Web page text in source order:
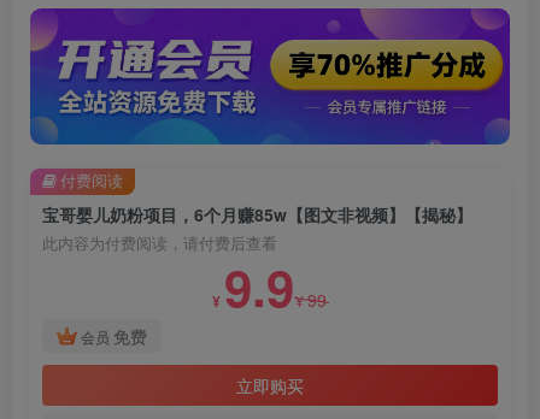
宝哥婴儿奶粉项目，6个月赚85w【图文非视频】【揭秘】
此内容为付费阅读，请付费后查看
¥ 9.9¥99
会员 免费
立即购买
付费阅读